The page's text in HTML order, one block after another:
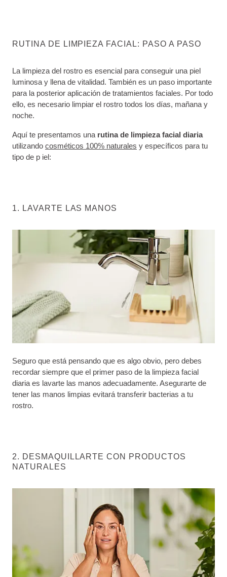
RUTINA DE LIMPIEZA FACIAL: PASO A PASO
La limpieza del rostro es esencial para conseguir una piel
luminosa y llena de vitalidad. También es un paso importante
para la posterior aplicación de tratamientos faciales. Por todo
ello, es necesario limpiar el rostro todos los días, mañana y
noche.
Aquí te presentamos una rutina de limpieza facial diaria
utilizando cosméticos 100% naturales y específicos para tu
tipo de p iel:
1. LAVARTE LAS MANOS
Seguro que está pensando que es algo obvio, pero debes
recordar siempre que el primer paso de la limpieza facial
diaria es lavarte las manos adecuadamente. Asegurarte de
tener las manos limpias evitará transferir bacterias a tu
rostro.
2. DESMAQUILLARTE CON PRODUCTOS
NATURALES